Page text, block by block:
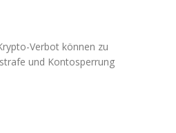
Verbot können zu
und Kontosperrung